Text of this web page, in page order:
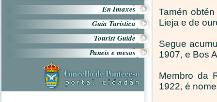
En Imaxes
Guía Turística
Tourist Guide
Paneis e mesas
Tamén
Lieja e de
Segue
1907, e Bos
Membro da
1922, é